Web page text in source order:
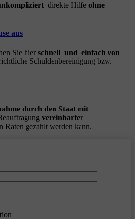
direkte Hilfe ohne
aus
Sie hier schnell und einfach von
Schuldenbereinigung bzw.
durch den Staat mit
vereinbarter
Raten gezahlt werden kann.